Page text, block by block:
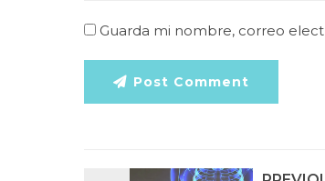
Guarda mi nombre, correo
Post Comment